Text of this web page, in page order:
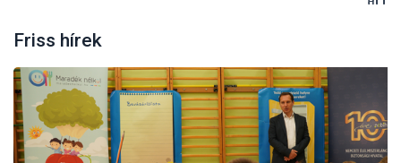
Friss hírek